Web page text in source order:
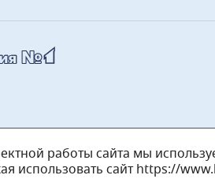
работы сайта мы
использовать сайт https://